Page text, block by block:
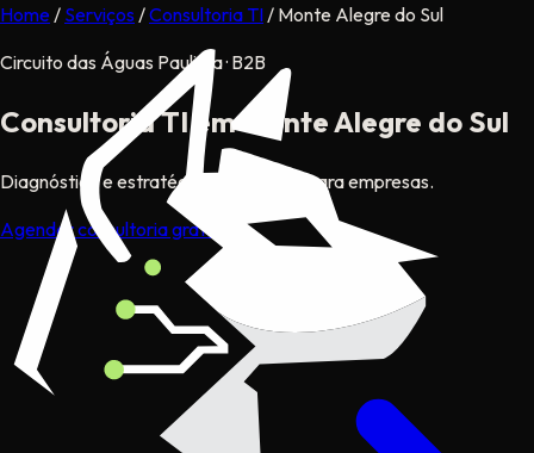
Home/ Serviços /Consultoria TI/ Monte Alegre do Sul
Circuito das Águas Paulista · B2B
Consultoria TI em Monte Alegre do Sul
Diagnóstico e estratégia tecnológica para empresas.
Agendar consultoria gratuita